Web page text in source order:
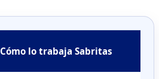
Cómo lo trabaja Sabritas